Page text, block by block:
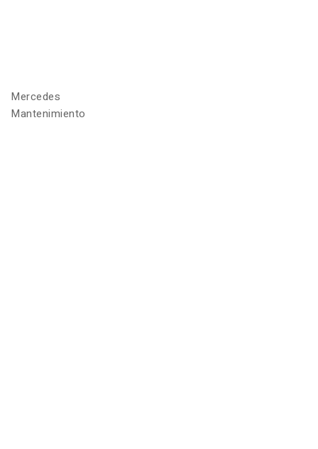
Mercedes
Mantenimiento